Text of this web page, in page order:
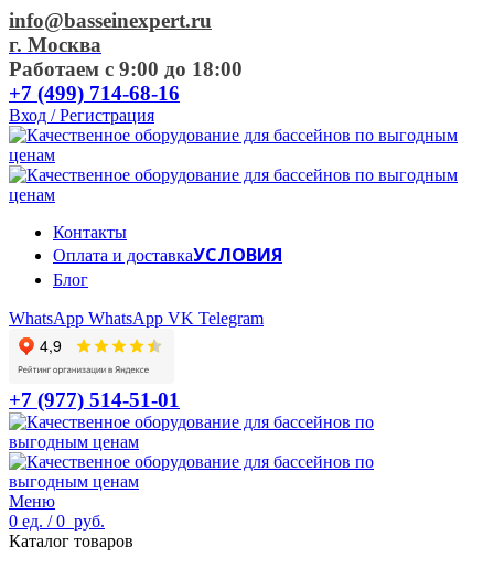
info@basseinexpert.ru
г. Москва
Работаем с 9:00 до 18:00
+7 (499) 714-68-16
Вход / Регистрация
Контакты
Оплата и доставкаУСЛОВИЯ
Блог
WhatsApp WhatsApp VK Telegram
+7 (977) 514-51-01
Меню
0 ед. / 0 руб.
Каталог товаров